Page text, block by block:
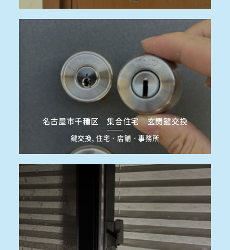
名古屋市千種区 集合住宅 玄関鍵交換
鍵交換, 住宅・店舗・事務所